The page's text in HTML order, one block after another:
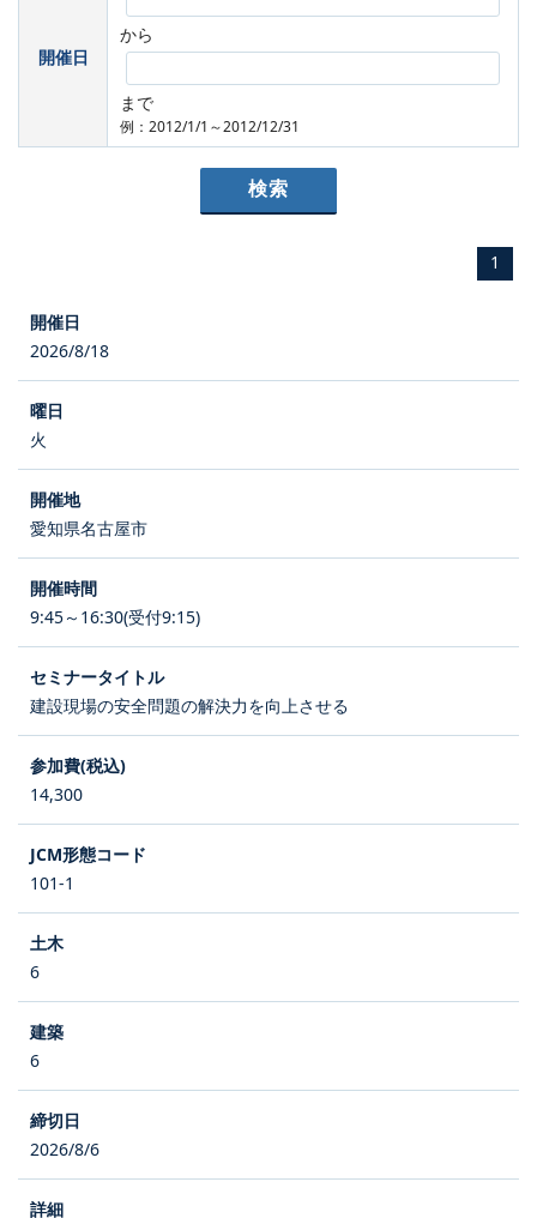
開催日
から
まで
例：2012/1/1～2012/12/31
1
2026/8/18
火
愛知県名古屋市
9:45～16:30(受付9:15)
建設現場の安全問題の解決力を向上させる
14,300
101-1
6
6
2026/8/6